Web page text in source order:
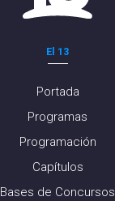
El 13
Portada
Programas
Programación
Capítulos
Bases de Concursos